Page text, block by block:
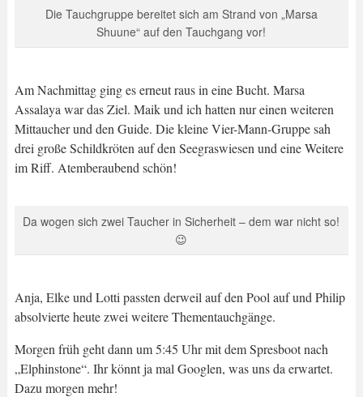
Die Tauchgruppe bereitet sich am Strand von „Marsa
Shuune“ auf den Tauchgang vor!
Am Nachmittag ging es erneut raus in eine Bucht. Marsa
Assalaya war das Ziel. Maik und ich hatten nur einen weiteren
Mittaucher und den Guide. Die kleine Vier-Mann-Gruppe sah
drei große Schildkröten auf den Seegraswiesen und eine Weitere
im Riff. Atemberaubend schön!
Da wogen sich zwei Taucher in Sicherheit – dem war nicht so!
😉
Anja, Elke und Lotti passten derweil auf den Pool auf und Philip
absolvierte heute zwei weitere Thementauchgänge.
Morgen früh geht dann um 5:45 Uhr mit dem Spresboot nach
„Elphinstone“. Ihr könnt ja mal Googlen, was uns da erwartet.
Dazu morgen mehr!